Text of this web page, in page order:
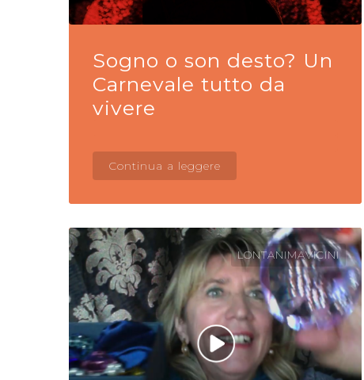
Sogno o son desto? Un
Carnevale tutto da
vivere
Continua a leggere
LONTANIMAVICINI